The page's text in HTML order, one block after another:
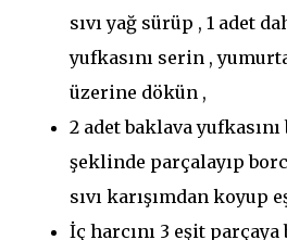
sıvı yağ sürüp , 1 adet
yufkasını serin ,
üzerine dökün ,
2 adet baklava
şeklinde parçalayıp
sıvı karışımdan koyup
İç harcını 3 eşit